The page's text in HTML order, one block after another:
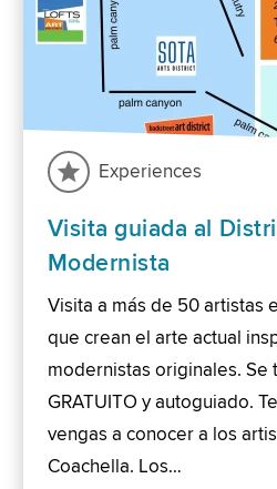
Experiences
Visita guiada al
Modernista
Visita a más de 50 artistas
que crean el arte actual
modernistas originales. Se
GRATUITO y autoguiado.
vengas a conocer a los
Coachella. Los…